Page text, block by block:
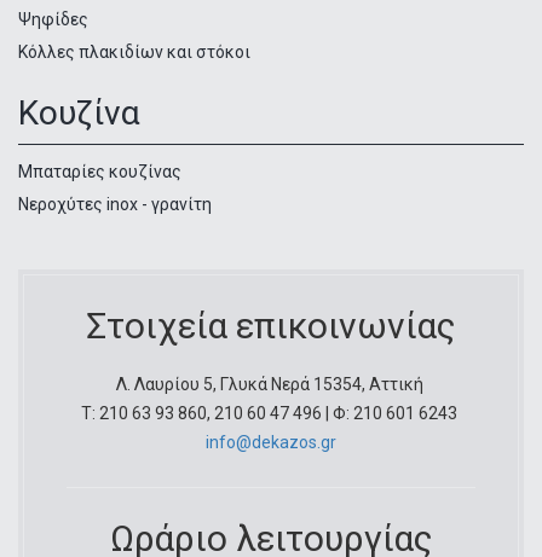
Ψηφίδες
Κόλλες πλακιδίων και στόκοι
Κουζίνα
Μπαταρίες κουζίνας
Νεροχύτες inox - γρανίτη
Στοιχεία επικοινωνίας
Λ. Λαυρίου 5, Γλυκά Νερά 15354, Αττική
Τ: 210 63 93 860, 210 60 47 496 | Φ: 210 601 6243
info@dekazos.gr
Ωράριο λειτουργίας